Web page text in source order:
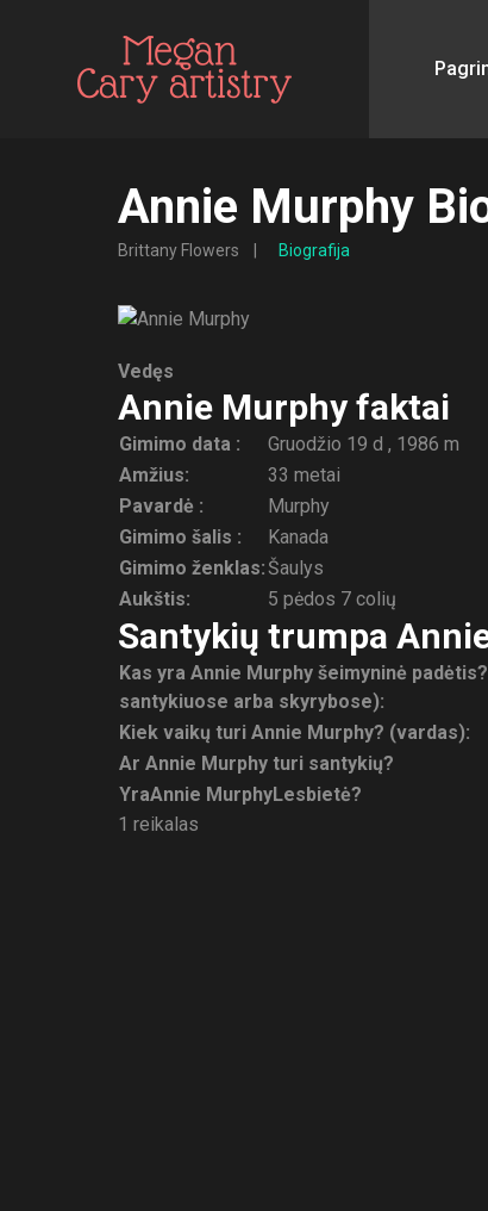
Annie Murphy
Brittany Flowers Biografija
Vedęs
Annie Murphy faktai
Gimimo data :
Gruodžio 19 d , 1986 m
Amžius:
33 metai
Pavardė :
Murphy
Gimimo šalis :
Kanada
Gimimo ženklas:Šaulys
Aukštis:
5 pėdos 7 colių
Santykių trumpa
Kas yra Annie Murphy šeimyninė
santykiuose arba skyrybose):
Kiek vaikų turi Annie Murphy? (vardas):
Ar Annie Murphy turi santykių?
YraAnnie MurphyLesbietė?
1 reikalas